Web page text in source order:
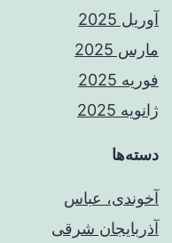
آوریل 2025
مارس 2025
فوریه 2025
ژانویه 2025
دسته‌ها
آخوندی، عباس
آذربایجان شرقی